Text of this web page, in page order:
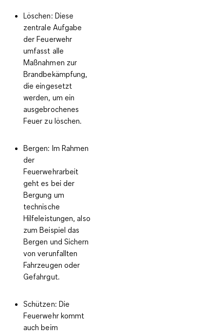
Löschen: Diese
zentrale Aufgabe
der Feuerwehr
umfasst alle
Maßnahmen zur
Brandbekämpfung,
die eingesetzt
werden, um ein
ausgebrochenes
Feuer zu löschen.
Bergen: Im Rahmen
der
Feuerwehrarbeit
geht es bei der
Bergung um
technische
Hilfeleistungen, also
zum Beispiel das
Bergen und Sichern
von verunfallten
Fahrzeugen oder
Gefahrgut.
Schützen: Die
Feuerwehr kommt
auch beim